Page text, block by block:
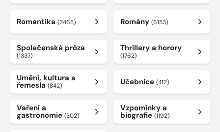
Romantika (3468) Romány (6153)
Společenská próza
(1337)
Thrillery a horory
(1762)
Umění, kultura a
řemesla (842) Učebnice (412)
Vaření a
gastronomie (302)
Vzpomínky a
biografie (1192)